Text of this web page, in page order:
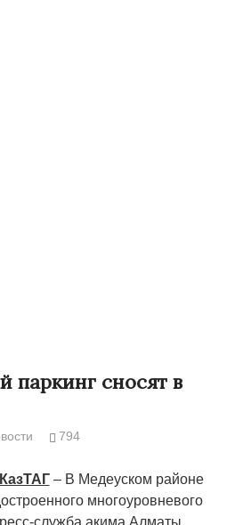
паркинг сносят в
794
– В Медеуском районе
многоуровневого
служба акима Алматы.